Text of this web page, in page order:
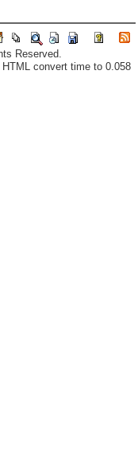
Reserved.
convert time to 0.058